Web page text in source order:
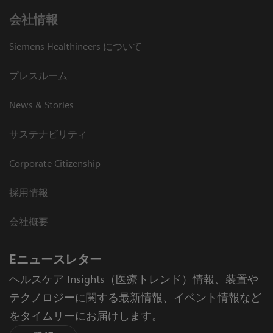
会社情報
Siemens Healthineers について
プレスルーム
News & Stories
サステナビリティ
Corporate Citizenship
採用情報
会社概要
Eニュースレター
ヘルスケア Insights（医療トレンド）情報、装置や
テクノロジーに関する最新情報、イベント情報など
をタイムリーにお届けします。